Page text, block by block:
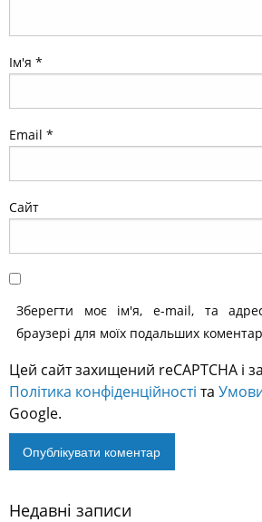
Ім'я *
Email *
Сайт
Зберегти моє ім'я, e-mail, та
браузері для моїх подальших
Цей сайт захищений reCAPTCHA і
Політика конфіденційності та
Google.
Alternative:
Недавні записи